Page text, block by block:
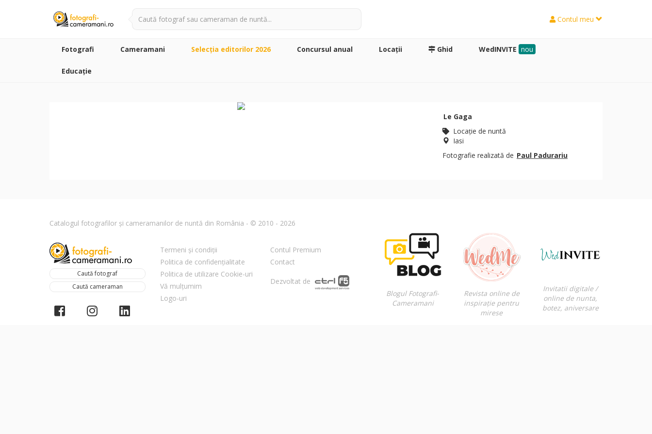
Contul meu
Fotografi Cameramani Selecţia editorilor 2026 Concursul anual Locaţii Ghid WedINVITE nou
Educație
Le Gaga
Locaţie de nuntă
Iasi
Fotografie realizată de Paul Padurariu
Catalogul fotografilor și cameramanilor de nuntă din România - © 2010 - 2026
Caută fotograf
Caută cameraman
Termeni și condiții
Politica de confidențialitate
Politica de utilizare Cookie-uri
Vă mulțumim
Logo-uri
Contul Premium
Contact
Dezvoltat de
Blogul Fotografi-
Cameramani
Revista online de
inspirație pentru
mirese
Invitatii digitale /
online de nunta,
botez, aniversare